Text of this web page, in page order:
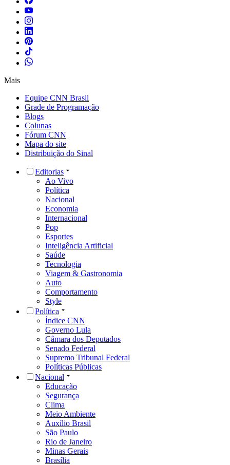
Mais
Equipe CNN Brasil
Grade de Programação
Blogs
Colunas
Fórum CNN
Mapa do site
Distribuição do Sinal
Editorias
Ao Vivo
Política
Nacional
Economia
Internacional
Pop
Esportes
Inteligência Artificial
Saúde
Tecnologia
Viagem & Gastronomia
Auto
Comportamento
Style
Política
Índice CNN
Governo Lula
Câmara dos Deputados
Senado Federal
Supremo Tribunal Federal
Políticas Públicas
Nacional
Educação
Segurança
Clima
Meio Ambiente
Auxílio Brasil
São Paulo
Rio de Janeiro
Minas Gerais
Brasília